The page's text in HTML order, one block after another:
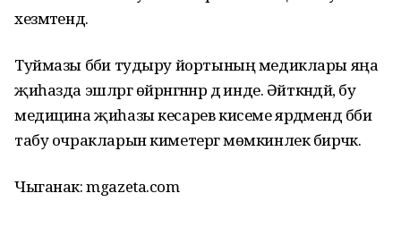
хезмәтендә.
Туймазы бәби тудыру йортының медиклары яңа
җиһазда эшләрг өйрәнгәннәр дә инде. Әйткәндәй, бу
медицина җиһазы кесарев кисеме ярдәмендә бәби
табу очракларын киметергә мөмкинлек бирәчәк.
Чыганак: mgazeta.com